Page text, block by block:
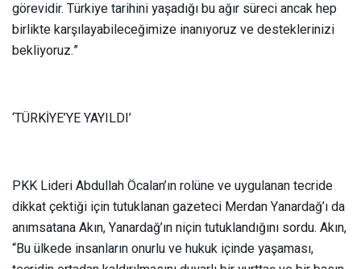
görevidir. Türkiye tarihini yaşadığı bu ağır süreci ancak hep
birlikte karşılayabileceğimize inanıyoruz ve desteklerinizi
bekliyoruz.”
‘TÜRKİYE’YE YAYILDI’
PKK Lideri Abdullah Öcalan’ın rolüne ve uygulanan tecride
dikkat çektiği için tutuklanan gazeteci Merdan Yanardağ’ı da
anımsatana Akın, Yanardağ’ın niçin tutuklandığını sordu. Akın,
“Bu ülkede insanların onurlu ve hukuk içinde yaşaması,